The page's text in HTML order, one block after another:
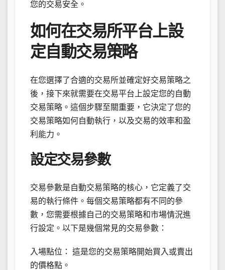
您的交易安全。
如何在交易所平台上設
定自動交易策略
在您選擇了合適的交易所並確定好交易策略之
後，接下來就需要在交易平台上設定您的自動
交易策略。這個步驟至關重要，它決定了您的
交易策略如何自動執行，以及交易的效率和盈
利能力。
設定交易參數
交易參數是自動交易策略的核心，它定義了交
易的執行條件。每個交易策略都有不同的參
數，您需要根據自己的交易策略和市場情況進
行設定。以下是幾個常見的交易參數：
入場點位： 這是您的交易策略開始買入或賣出
的價格點。